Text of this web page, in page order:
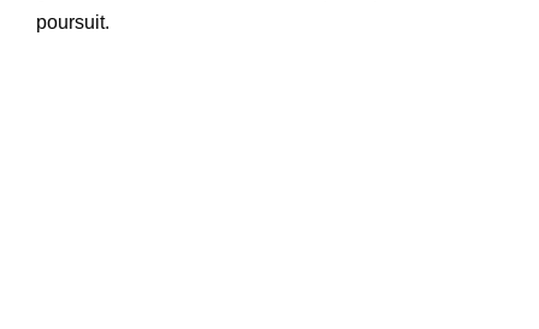
poursuit.